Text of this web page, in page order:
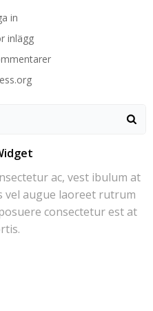
in
inlägg
ac, vest ibulum at
vel augue laoreet rutrum
consectetur est at